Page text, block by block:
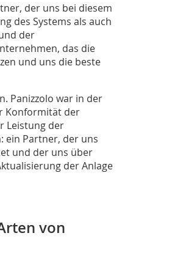
der uns bei diesem
des Systems als auch
der
das die
und uns die beste
Panizzolo war in der
Konformität der
Leistung der
ein Partner, der uns
und der uns über
der Anlage
von